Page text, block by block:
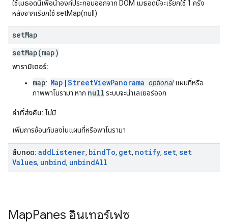
ใช้เมธอดนี้เพื่อนำองค์ประกอบออกจาก DOM เมธอดนี้จะเรียกใช้ 1 ครั้ง
หลังจากเรียกใช้ setMap(null)
setMap
setMap(map)
พารามิเตอร์:
map: Map |StreetViewPanorama optionalแผนที่หรือ
ภาพพาโนรามา หาก null ระบบจะนำเลเยอร์ออก
ค่าที่ส่งคืน: ไม่มี
เพิ่มการซ้อนทับลงในแผนที่หรือพาโนรามา
สืบทอด: addListener, bindTo, get, notify, set, set
Values, unbind, unbindAll
MapPanes อินเทอร์เฟซ